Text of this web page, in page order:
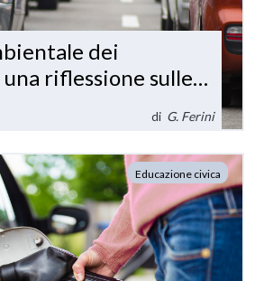
dei
riflessione sulle
settore dei
di G. Ferini
Educazione civica